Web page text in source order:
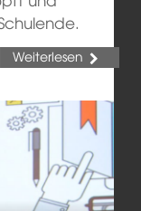
Weiterlesen